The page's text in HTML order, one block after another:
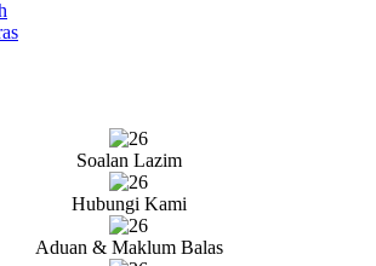
Soalan Lazim
Hubungi Kami
Aduan & Maklum Balas